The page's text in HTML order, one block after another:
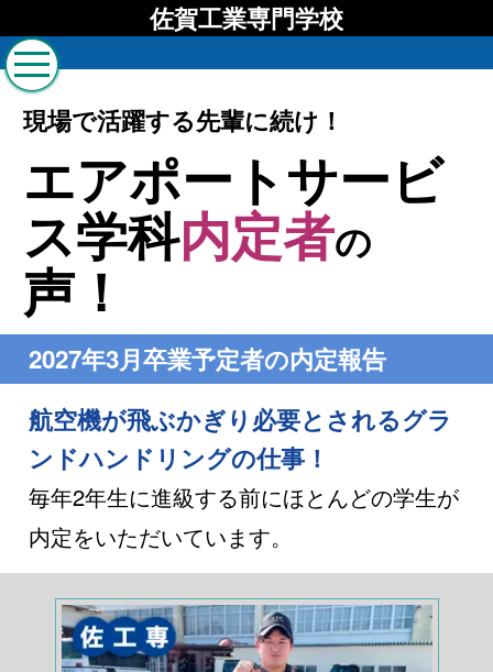
佐賀工業専門学校
現場で活躍する先輩に続け！
エアポートサービ
ス学科内定者の
声！
2027年3月卒業予定者の内定報告
航空機が飛ぶかぎり必要とされるグラ
ンドハンドリングの仕事！
毎年2年生に進級する前にほとんどの学生が
内定をいただいています。